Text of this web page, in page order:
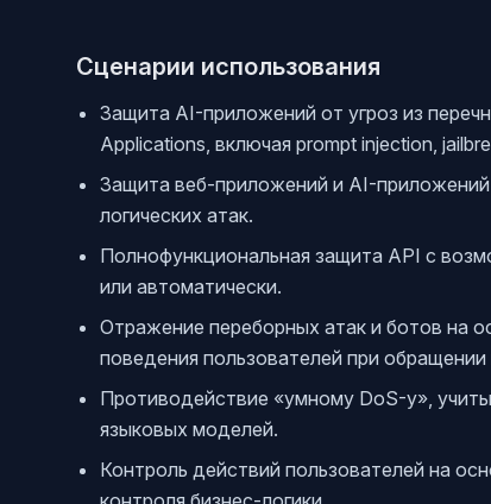
Сценарии использования
Защита AI-приложений от угроз из
Applications, включая prompt injection,
Защита веб-приложений и AI-приложений
логических атак.
Полнофункциональная защита API с
или автоматически.
Отражение переборных атак и ботов на
поведения пользователей при
Противодействие «умному DoS-у»,
языковых моделей.
Контроль действий пользователей на